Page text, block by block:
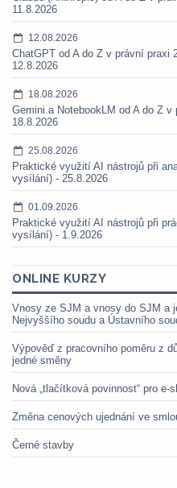
11.8.2026
12.08.2026
ChatGPT od A do Z v právní praxi
12.8.2026
18.08.2026
Gemini a NotebookLM od A do Z
18.8.2026
25.08.2026
Praktické využití AI nástrojů při
vysílání) - 25.8.2026
01.09.2026
Praktické využití AI nástrojů při
vysílání) - 1.9.2026
ONLINE KURZY
Vnosy ze SJM a vnosy do SJM a
Nejvyššího soudu a Ústavního
Výpověď z pracovního poměru z
jedné směny
Nová „tlačítková povinnost“ pro e-
Změna cenových ujednání ve
Černé stavby